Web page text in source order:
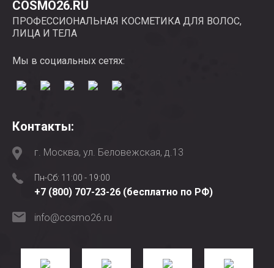
COSMO26.RU
ПРОФЕССИОНАЛЬНАЯ КОСМЕТИКА ДЛЯ ВОЛОС,
ЛИЦА И ТЕЛА
Мы в социальных сетях:
Контакты:
г. Москва, ул. Беловежская, д.13
Пн-Сб: 11:00 - 19:00
+7 (800) 707-23-26 (бесплатно по РФ)
info@cosmo26.ru